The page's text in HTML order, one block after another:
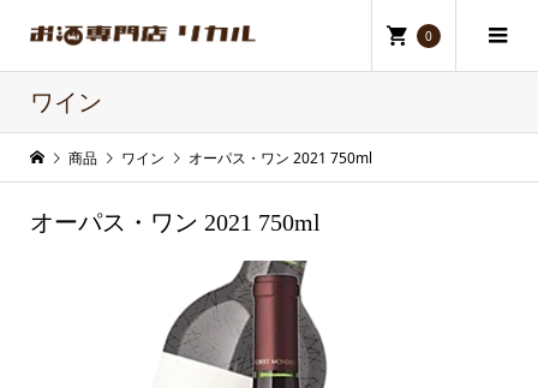
0
ワイン
商品 ワイン オーパス・ワン 2021 750ml
オーパス・ワン 2021 750ml